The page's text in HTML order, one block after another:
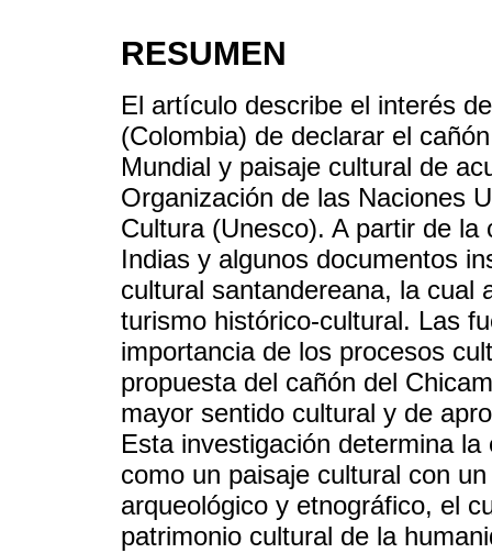
RESUMEN
El artículo describe el interés
(Colombia) de declarar el
Mundial y paisaje cultural de
Organización de las Naciones
Cultura (Unesco). A partir de
Indias y algunos documentos
cultural santandereana, la cual
turismo histórico-cultural. Las
importancia de los procesos
propuesta del cañón del
mayor sentido cultural y de
Esta investigación determina
como un paisaje cultural con
arqueológico y etnográfico, el
patrimonio cultural de la